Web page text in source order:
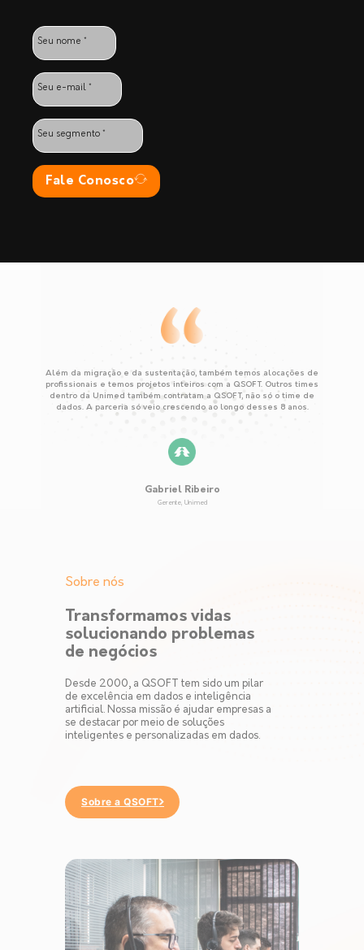
Fale Conosco
Além da migração e da sustentação, também temos alocações de
profissionais e temos projetos inteiros com a QSOFT. Outros times
dentro da Unimed também contratam a QSOFT, não só o time de
dados. A parceria só veio crescendo ao longo desses 8 anos.
Gabriel Ribeiro
Gerente, Unimed
Sobre nós
Transformamos vidas
solucionando problemas
de negócios
Desde 2000, a QSOFT tem sido um pilar
de excelência em dados e inteligência
artificial. Nossa missão é ajudar empresas a
se destacar por meio de soluções
inteligentes e personalizadas em dados.
Sobre a QSOFT